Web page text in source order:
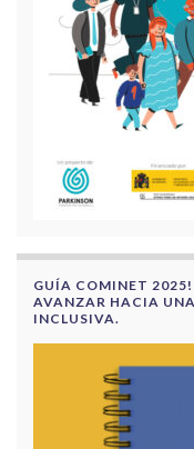
GUÍA COMINET 2025!
AVANZAR HACIA
INCLUSIVA.